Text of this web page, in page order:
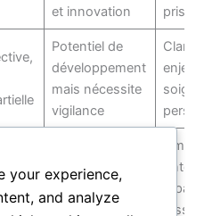
et innovation
prise
Potentiel de
développement
mais nécessite
vigilance
communication,
freine les
Limiter
your experience,
and analyze